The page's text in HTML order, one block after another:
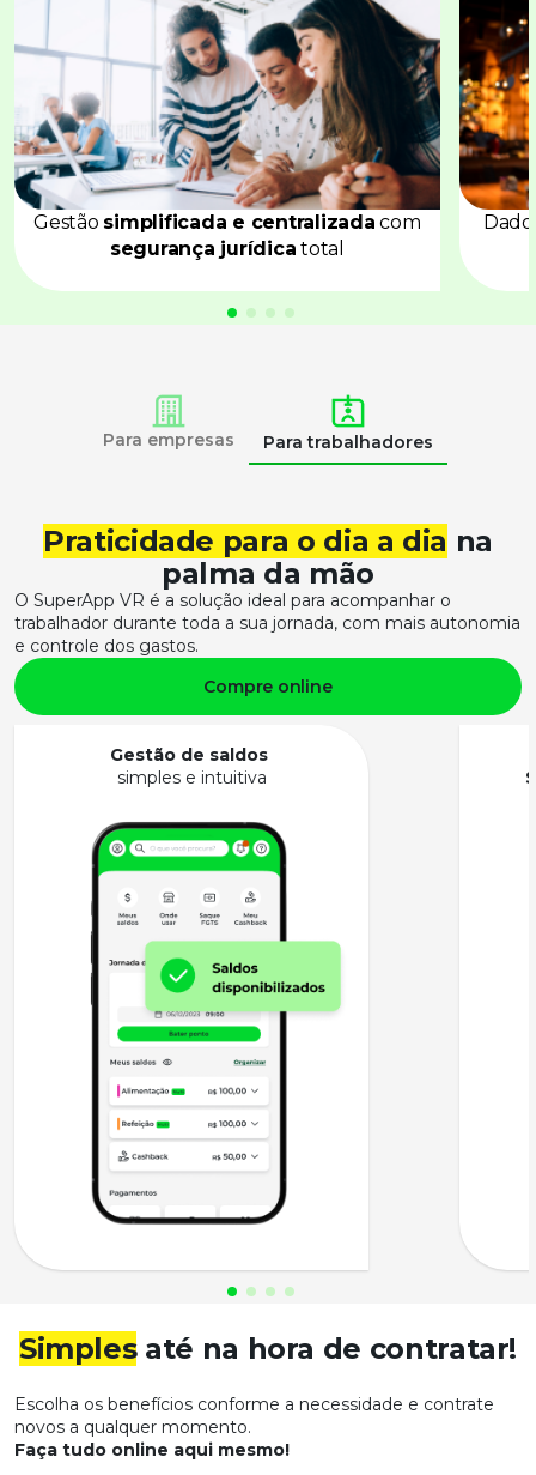
Gestão simplificada e centralizada com
segurança jurídica total
Para empresas Para trabalhadores
Praticidade para o dia a dia na
palma da mão
O SuperApp VR é a solução ideal para acompanhar o
trabalhador durante toda a sua jornada, com mais autonomia
e controle dos gastos.
Compre online
Gestão de saldos
simples e intuitiva
Simplesaté na hora de contratar!
Escolha os benefícios conforme a necessidade e contrate
novos a qualquer momento.
Faça tudo online aqui mesmo!